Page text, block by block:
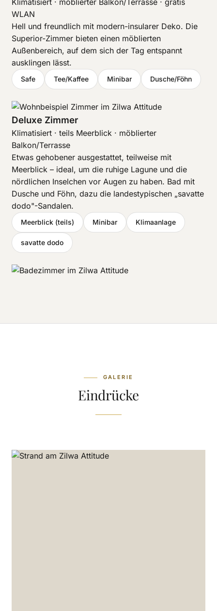
Klimatisiert · möblierter Balkon/Terrasse · gratis
WLAN
Hell und freundlich mit modern-insularer Deko. Die
Superior-Zimmer bieten einen möblierten
Außenbereich, auf dem sich der Tag entspannt
ausklingen lässt.
Safe Tee/Kaffee Minibar Dusche/Föhn
Deluxe Zimmer
Klimatisiert · teils Meerblick · möblierter
Balkon/Terrasse
Etwas gehobener ausgestattet, teilweise mit
Meerblick – ideal, um die ruhige Lagune und die
nördlichen Inselchen vor Augen zu haben. Bad mit
Dusche und Föhn, dazu die landestypischen „savatte
dodo"-Sandalen.
Meerblick (teils) Minibar Klimaanlage
savatte dodo
GALERIE
Eindrücke